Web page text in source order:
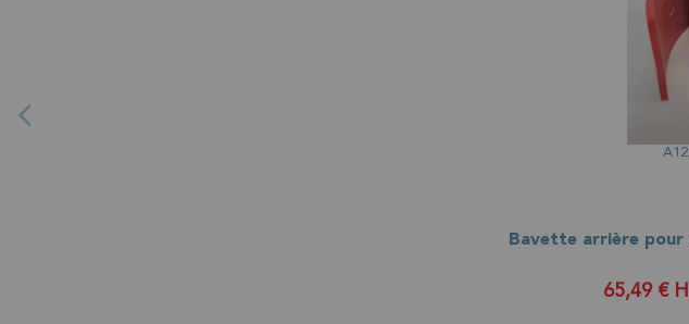
Bavette arrière pour
65,49 €